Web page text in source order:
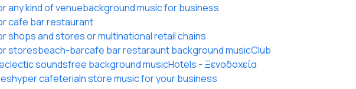
any kind of venuebackground music for business
cafe bar restaurant
shops and stores or multinational retail chains
storesbeach-barcafe bar restaraunt background musicClub
soundsfree background musicHotels - Ξενοδοχεία
hyper cafeteriaIn store music for your business